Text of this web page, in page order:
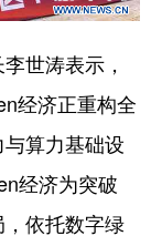
世涛表示，
经济正重构全
算力基础设
经济为突破
依托数字绿